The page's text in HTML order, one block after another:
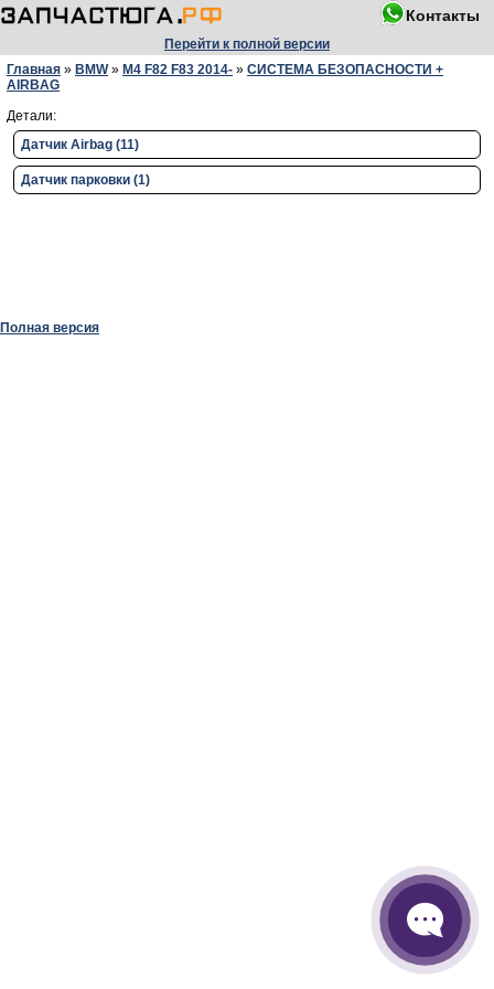
Контакты
Перейти к полной версии
Главная » BMW» M4 F82 F83 2014- » СИСТЕМА БЕЗОПАСНОСТИ +
AIRBAG
Детали:
Датчик Airbag (11)
Датчик парковки (1)
Полная версия